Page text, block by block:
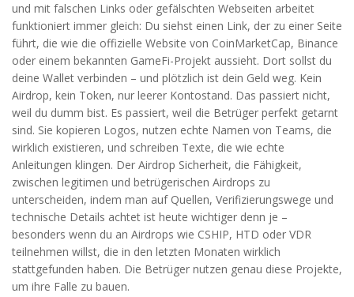
und mit falschen Links oder gefälschten Webseiten arbeitet
funktioniert immer gleich: Du siehst einen Link, der zu einer Seite
führt, die wie die offizielle Website von CoinMarketCap, Binance
oder einem bekannten GameFi-Projekt aussieht. Dort sollst du
deine Wallet verbinden – und plötzlich ist dein Geld weg. Kein
Airdrop, kein Token, nur leerer Kontostand. Das passiert nicht,
weil du dumm bist. Es passiert, weil die Betrüger perfekt getarnt
sind. Sie kopieren Logos, nutzen echte Namen von Teams, die
wirklich existieren, und schreiben Texte, die wie echte
Anleitungen klingen. Der Airdrop Sicherheit, die Fähigkeit,
zwischen legitimen und betrügerischen Airdrops zu
unterscheiden, indem man auf Quellen, Verifizierungswege und
technische Details achtet ist heute wichtiger denn je –
besonders wenn du an Airdrops wie CSHIP, HTD oder VDR
teilnehmen willst, die in den letzten Monaten wirklich
stattgefunden haben. Die Betrüger nutzen genau diese Projekte,
um ihre Falle zu bauen.